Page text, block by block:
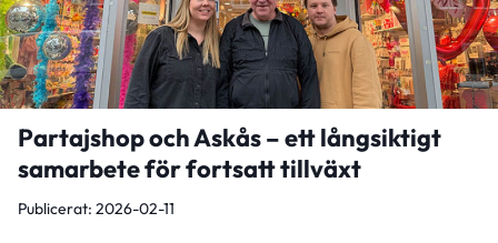
Partajshop och Askås – ett långsiktigt
samarbete för fortsatt tillväxt
Publicerat: 2026-02-11